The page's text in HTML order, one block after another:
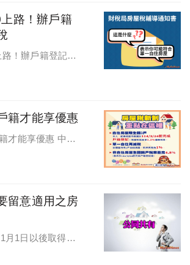
路！辦戶籍
！辦戶籍登記可
籍才能享優惠
才能享優惠 中市
留意適用之房
月1日以後取得之